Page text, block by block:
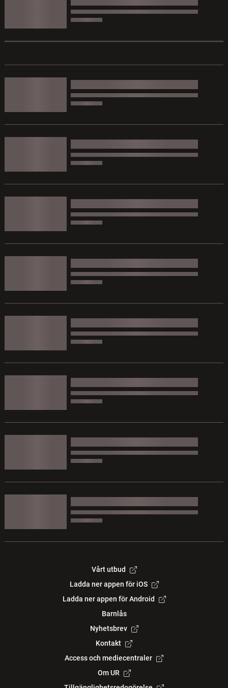
Vårt utbud
Ladda ner appen för iOS
Ladda ner appen för Android
Barnlås
Nyhetsbrev
Kontakt
Access och mediecentraler
Om UR